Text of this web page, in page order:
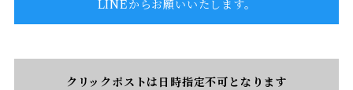
LINEからお願いいたします。
クリックポストは日時指定不可となります